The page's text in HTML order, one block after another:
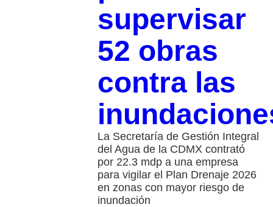
supervisar
52 obras
contra las
La Secretaría de Gestión Integral
del Agua de la CDMX contrató
por 22.3 mdp a una empresa
para vigilar el Plan Drenaje 2026
en zonas con mayor riesgo de
inundación